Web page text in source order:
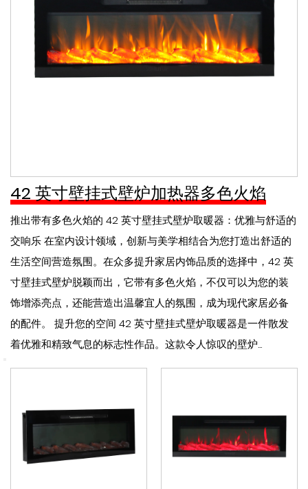
42 英寸壁挂式壁炉加热器多色火焰
推出带有多色火焰的 42 英寸壁挂式壁炉取暖器：优雅与舒适的
交响乐 在室内设计领域，创新与美学相结合为您打造出舒适的
生活空间营造氛围。在众多提升家居内饰品质的选择中，42 英
寸壁挂式壁炉脱颖而出，它带有多色火焰，不仅可以为您的装
饰增添亮点，还能营造出温馨宜人的氛围，成为现代家居必备
的配件。 提升您的空间 42 英寸壁挂式壁炉取暖器是一件散发
着优雅和精致气息的标志性作品。这款令人惊叹的壁炉...